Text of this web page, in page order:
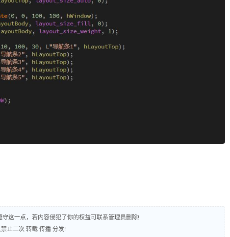
这一点，若内容侵犯了你的权益可联系管理员删除!
止二次 转载 传播 分发!